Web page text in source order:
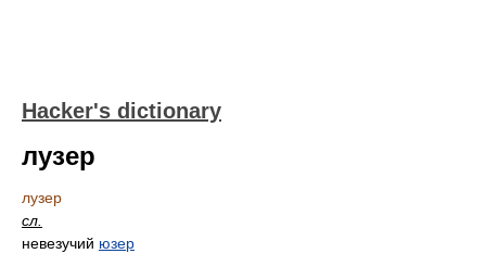
Hacker's dictionary
лузер
лузер
сл.
невезучий юзер